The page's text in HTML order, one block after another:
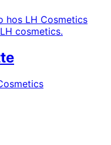
hos LH Cosmetics